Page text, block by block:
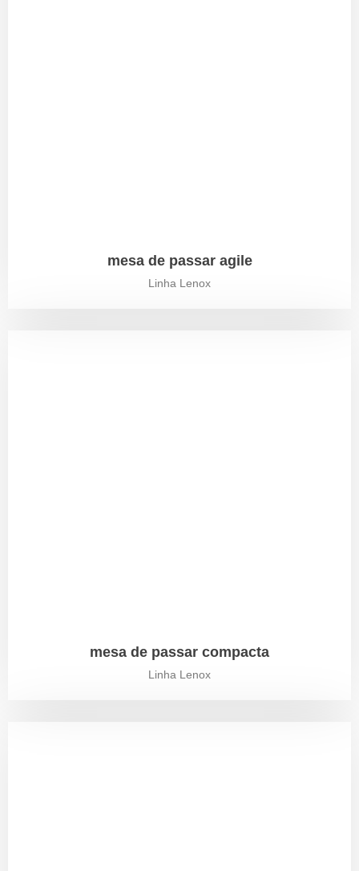
mesa de passar agile
Linha Lenox
mesa de passar compacta
Linha Lenox